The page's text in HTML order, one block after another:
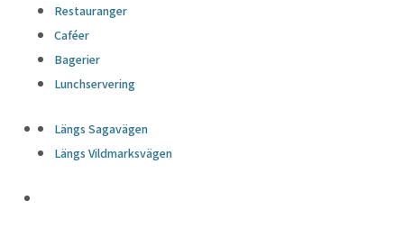
Restauranger
Caféer
Bagerier
Lunchservering
Längs Sagavägen
Längs Vildmarksvägen